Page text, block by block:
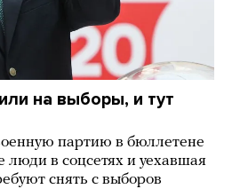
на выборы, и тут
партию в бюллетене
в соцсетях и уехавшая
снять с выборов